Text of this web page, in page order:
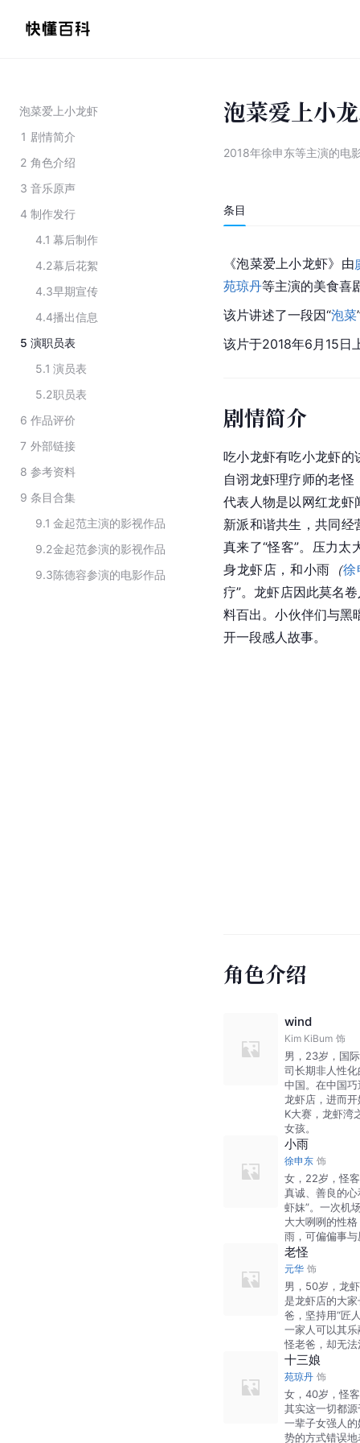
泡菜爱上小龙虾
1 剧情简介
2 角色介绍
3 音乐原声
4 制作发行
4.1 幕后制作
4.2幕后花絮
4.3早期宣传
4.4播出信息
5 演职员表
5.1 演员表
5.2职员表
6 作品评价
7 外部链接
8 参考资料
9 条目合集
9.1 金起范主演的影视作品
9.2金起范参演的影视作品
9.3陈德容参演的电影作品
泡菜爱上小
2018年徐申东等主演的电
条目
《泡菜爱上小龙虾》由
苑琼丹等主演的美食喜
该片讲述了一段因“泡菜
该片于2018年6月15日
剧情简介
吃小龙虾有吃小龙虾的
自诩龙虾理疗师的老
代表人物是以网红龙虾
新派和谐共生，共同
真来了“怪客”。压力太
身龙虾店，和小雨 （徐
疗”。龙虾店因此莫名
料百出。小伙伴们与黑
开一段感人故事。
角色介绍
wind
Kim KiBum 饰
男，23岁，国
司长期非人性
中国。在中国
龙虾店，进而
K大赛，龙虾湾
女孩。
小雨
徐申东 饰
女，22岁，怪
真诚、善良的
虾妹”。一次机
大大咧咧的性
雨，可偏偏事
老怪
元华 饰
男，50岁，龙
是龙虾店的大
爸，坚持用“匠
一家人可以其
怪老爸，却无
十三娘
苑琼丹 饰
女，40岁，怪
其实这一切都
一辈子女强人
势的方式错误